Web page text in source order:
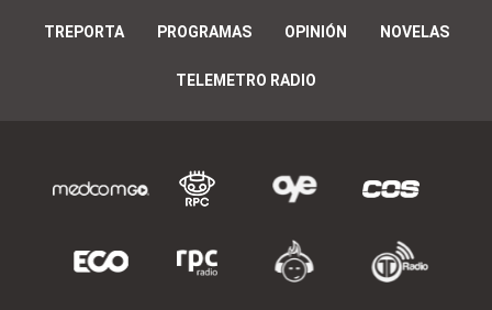
TREPORTA PROGRAMAS OPINIÓN NOVELAS
TELEMETRO RADIO